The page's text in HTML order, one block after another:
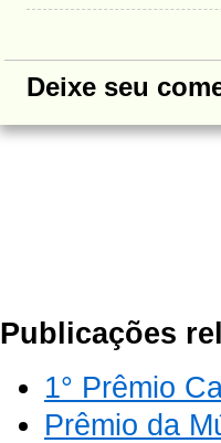
Deixe seu
Publicações
1° Prêmio
Prêmio da